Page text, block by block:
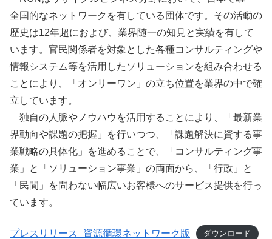
全国的なネットワークを有している団体です。その活動の
歴史は12年超におよび、業界随一の知見と実績を有して
います。官民関係者を対象とした各種コンサルティングや
情報システム等を活用したソリューションを組み合わせる
ことにより、「オンリーワン」の立ち位置を業界の中で確
立しています。
独自の人脈やノウハウを活用することにより、「最新業
界動向や課題の把握」を行いつつ、「課題解決に資する事
業戦略の具体化」を進めることで、「コンサルティング事
業」と「ソリューション事業」の両面から、「行政」と
「民間」を問わない幅広いお客様へのサービス提供を行っ
ています。
プレスリリース_資源循環ネットワーク版 ダウンロード